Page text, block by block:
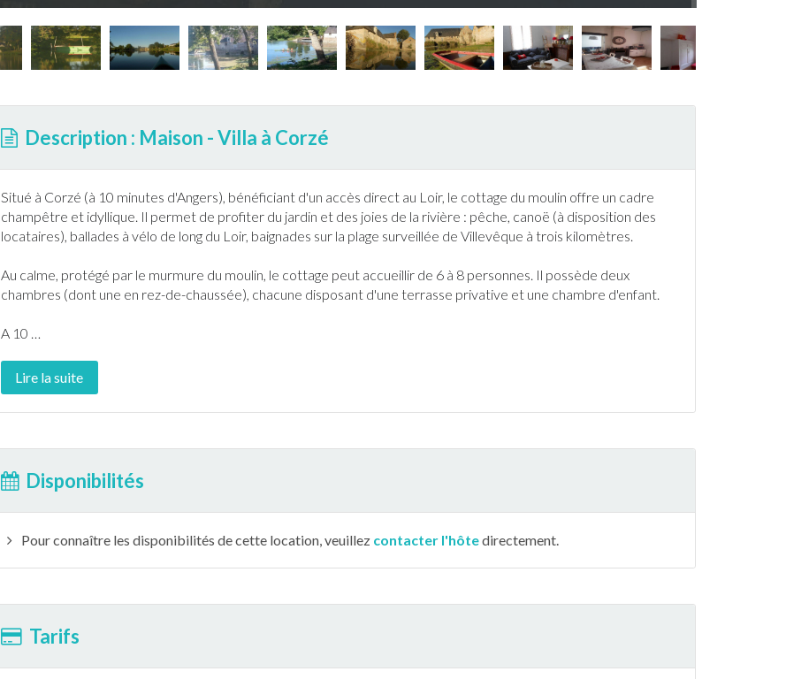
Description : Maison - Villa à Corzé
Situé à Corzé (à 10 minutes d'Angers), bénéficiant d'un accès direct au Loir, le cottage du moulin offre un cadre
champêtre et idyllique. Il permet de profiter du jardin et des joies de la rivière : pêche, canoë (à disposition des
locataires), ballades à vélo de long du Loir, baignades sur la plage surveillée de Villevêque à trois kilomètres.
Au calme, protégé par le murmure du moulin, le cottage peut accueillir de 6 à 8 personnes. Il possède deux
chambres (dont une en rez-de-chaussée), chacune disposant d'une terrasse privative et une chambre d'enfant.
A 10 …
Lire la suite
Disponibilités
Pour connaître les disponibilités de cette location, veuillez contacter l'hôtedirectement.
Tarifs